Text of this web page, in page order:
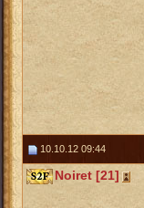
10.10.12 09:44
Noiret [21]